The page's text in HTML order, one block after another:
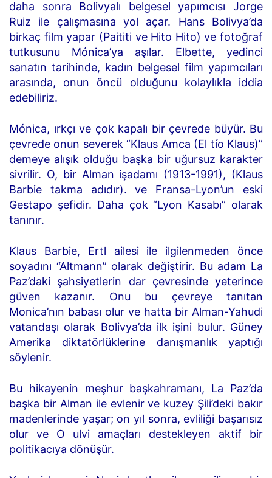
daha sonra Bolivyalı belgesel yapımcısı Jorge
Ruiz ile çalışmasına yol açar. Hans Bolivya’da
birkaç film yapar (Paititi ve Hito Hito) ve fotoğraf
tutkusunu Mónica’ya aşılar. Elbette, yedinci
sanatın tarihinde, kadın belgesel film yapımcıları
arasında, onun öncü olduğunu kolaylıkla iddia
edebiliriz.
Mónica, ırkçı ve çok kapalı bir çevrede büyür. Bu
çevrede onun severek “Klaus Amca (El tío Klaus)”
demeye alışık olduğu başka bir uğursuz karakter
sivrilir. O, bir Alman işadamı (1913-1991), (Klaus
Barbie takma adıdır). ve Fransa-Lyon’un eski
Gestapo şefidir. Daha çok “Lyon Kasabı” olarak
tanınır.
Klaus Barbie, Ertl ailesi ile ilgilenmeden önce
soyadını “Altmann” olarak değiştirir. Bu adam La
Paz’daki şahsiyetlerin dar çevresinde yeterince
güven kazanır. Onu bu çevreye tanıtan
Monica’nın babası olur ve hatta bir Alman-Yahudi
vatandaşı olarak Bolivya’da ilk işini bulur. Güney
Amerika diktatörlüklerine danışmanlık yaptığı
söylenir.
Bu hikayenin meşhur başkahramanı, La Paz’da
başka bir Alman ile evlenir ve kuzey Şili’deki bakır
madenlerinde yaşar; on yıl sonra, evliliği başarısız
olur ve O ulvi amaçları destekleyen aktif bir
politikacıya dönüşür.